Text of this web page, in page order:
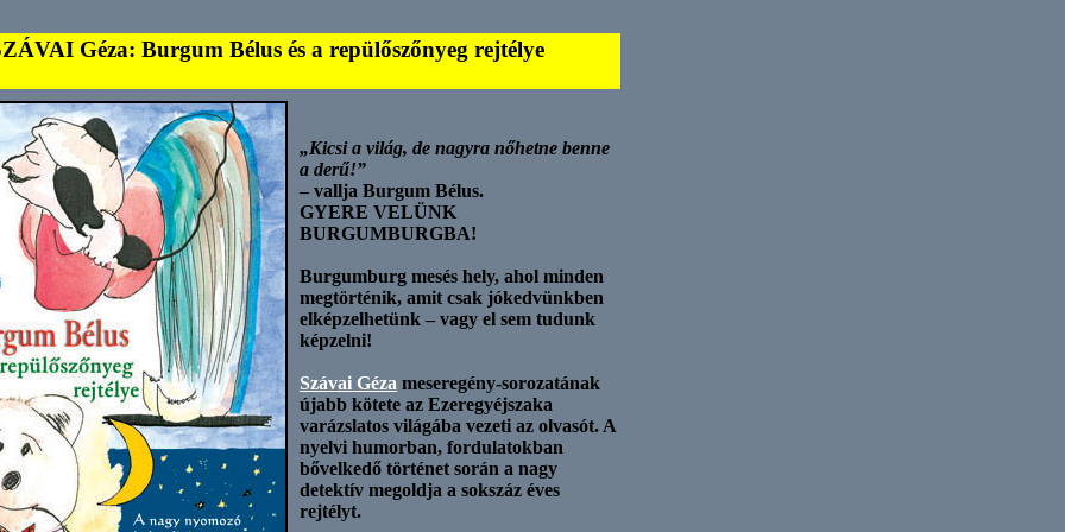
Géza: Burgum Bélus és a repülőszőnyeg rejtélye
„Kicsi a világ, de nagyra nőhetne benne
a derű!”
– vallja Burgum Bélus.
GYERE VELÜNK
BURGUMBURGBA!
Burgumburg mesés hely, ahol minden
megtörténik, amit csak jókedvünkben
elképzelhetünk – vagy el sem tudunk
képzelni!
Szávai Géza meseregény-sorozatának
újabb kötete az Ezeregyéjszaka
varázslatos világába vezeti az olvasót. A
nyelvi humorban, fordulatokban
bővelkedő történet során a nagy
detektív megoldja a sokszáz éves
rejtélyt.